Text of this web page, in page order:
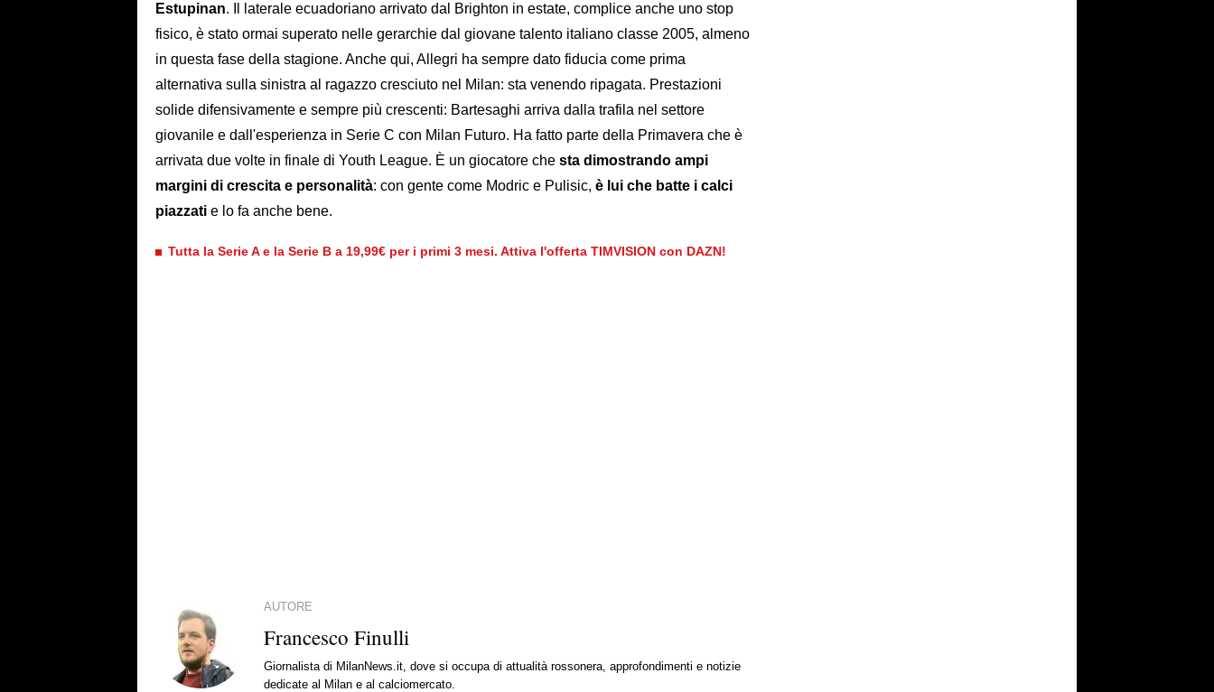
Estupinan. Il laterale ecuadoriano arrivato dal Brighton in estate, complice anche uno stop
fisico, è stato ormai superato nelle gerarchie dal giovane talento italiano classe 2005, almeno
in questa fase della stagione. Anche qui, Allegri ha sempre dato fiducia come prima
alternativa sulla sinistra al ragazzo cresciuto nel Milan: sta venendo ripagata. Prestazioni
solide difensivamente e sempre più crescenti: Bartesaghi arriva dalla trafila nel settore
giovanile e dall'esperienza in Serie C con Milan Futuro. Ha fatto parte della Primavera che è
arrivata due volte in finale di Youth League. È un giocatore che sta dimostrando ampi
margini di crescita e personalità: con gente come Modric e Pulisic, è lui che batte i calci
piazzati e lo fa anche bene.
Tutta la Serie A e la Serie B a 19,99€ per i primi 3 mesi. Attiva l'offerta TIMVISION con DAZN!
AUTORE
Francesco Finulli
Giornalista di MilanNews.it, dove si occupa di attualità rossonera, approfondimenti e notizie
dedicate al Milan e al calciomercato.